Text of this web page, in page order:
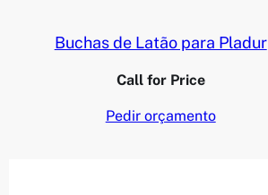
Buchas de Latão para Pladur
Call for Price
Pedir orçamento